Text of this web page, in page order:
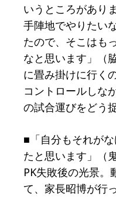
いうところがあり
手陣地でやりたい
たので、そこはも
なと思います」（
に畳み掛けに行く
コントロールしな
の試合運びをどう
■「自分もそれが
たと思います」（
PK失敗後の光景。
て、家長昭博が行